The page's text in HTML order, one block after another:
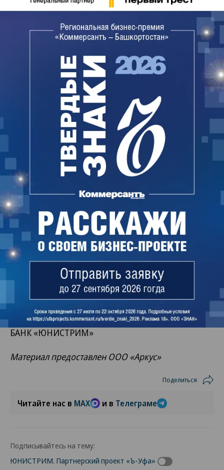
направления. Подобные операции пользуются
популярностью для перевода денег за границу
родным и близким.
С появлением СНГ многие большие семьи
оказались разбросанными по разные стороны
границы. Таким образом, возможность
переводить деньги по номеру телефона облегчит
жизнь многим людям, и, если функционал будет
реализован по такому же принципу, какой
используется в Системе быстрых платежей (СБП),
то это будет просто и безопасно.
«Юнистрим» планирует внедрить функцию,
позволяющую переводить денежные средства по
номеру телефона, уже в начале 2022 года,
сообщил вице-президент компании Григории
Волис. По его ожиданиям, это сделает уже
востребованную услугу еще более удобной для
пользователей и будет способствовать
перетеканию объема переводов в мобильный
АКЦИОНЕРНОЕ ОБЩЕСТВО КОММЕРЧЕСКИЙ
БАНК «ЮНИСТРИМ»
Материал предоставлен ООО «Аркус»
Поделиться
Читайте нас в MAX и в Телеграме
Подписывайтесь на тему:
ЮНИСТРИМ. Партнерский проект «Ъ-Уфа»